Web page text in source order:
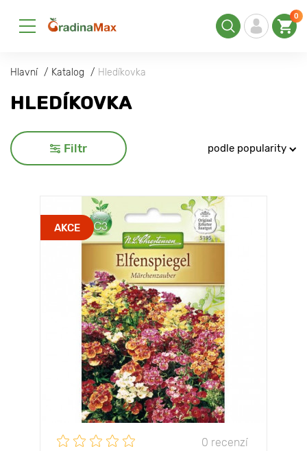
0
Hlavní Katalog Hledíkovka
HLEDÍKOVKA
Filtr podle popularity
AKCE
0 recenzí